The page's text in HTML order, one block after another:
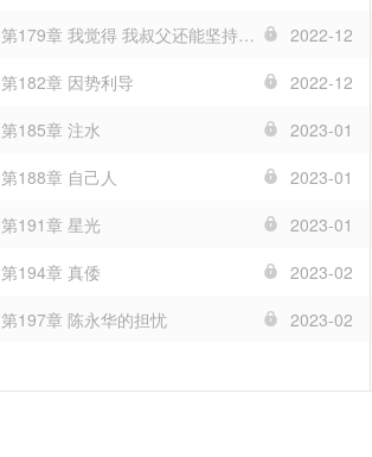
第179章 我觉得 我叔父还能坚持一阵子 2022-12
第182章 因势利导 2022-12
第185章 注水 2023-01
第188章 自己人 2023-01
第191章 星光 2023-01
第194章 真倭 2023-02
第197章 陈永华的担忧 2023-02